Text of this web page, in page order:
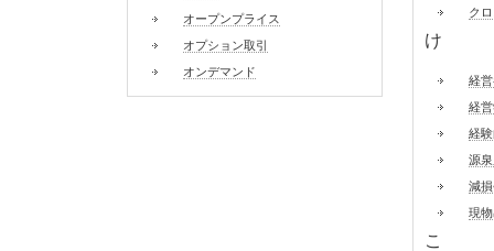
オープンプライス
オプション取引
オンデマンド
ク
け
経
経
経
源
減
現
こ